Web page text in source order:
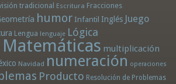
tradicional Escritura Fracciones
humor Infantil Inglés Juego
Lengua lenguaje Lógica
Matemáticas multiplicación
Navidad numeración operaciones
Producto Resolución de Problemas